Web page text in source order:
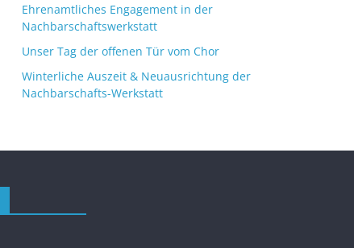
Ehrenamtliches Engagement in der
Nachbarschaftswerkstatt
Unser Tag der offenen Tür vom Chor
Winterliche Auszeit & Neuausrichtung der
Nachbarschafts-Werkstatt